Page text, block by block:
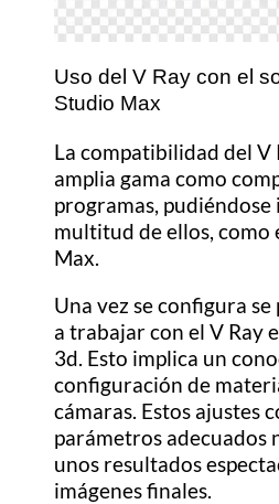
Uso del V Ray con el
Studio Max
La compatibilidad del V
amplia gama como
programas,
multitud de ellos, como
Max.
Una vez se configura
a trabajar con el V Ray
3d. Esto implica un
configuración de
cámaras. Estos ajustes
parámetros adecuados
unos resultados
imágenes finales.